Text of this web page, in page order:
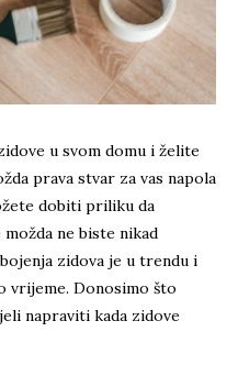
u svom domu i želite
prava stvar za vas napola
dobiti priliku da
ne biste nikad
zidova je u trendu i
vrijeme. Donosimo što
napraviti kada zidove